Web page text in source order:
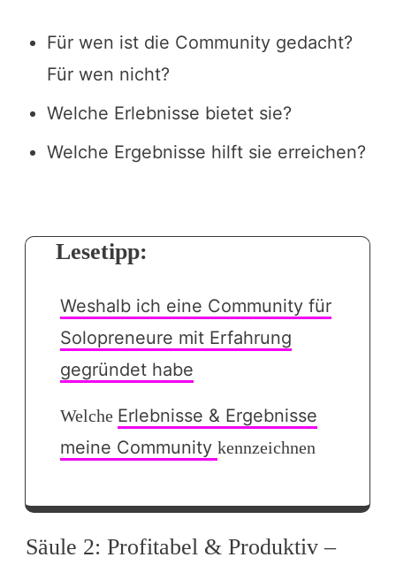
Für wen ist die Community gedacht?
Für wen nicht?
Welche Erlebnisse bietet sie?
Welche Ergebnisse hilft sie erreichen?
Lesetipp:
Weshalb ich eine Community für
Solopreneure mit Erfahrung
gegründet habe
Welche Erlebnisse & Ergebnisse
meine Community kennzeichnen
Säule 2: Profitabel & Produktiv –